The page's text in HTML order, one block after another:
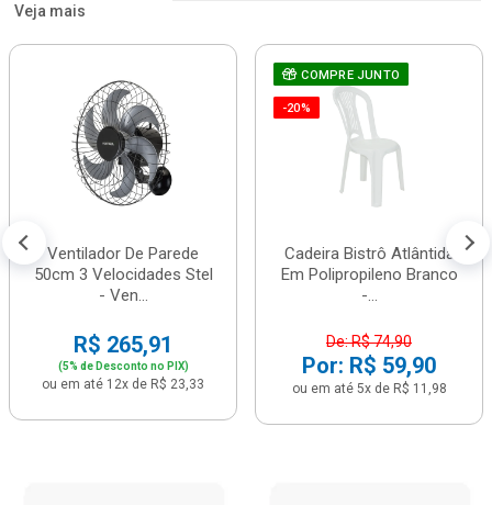
Veja mais
Ventilador De Parede
50cm 3 Velocidades Stel
- Ven...
R$ 265,91
(5% de Desconto no PIX)
ou em até 12x de R$ 23,33
COMPRE JUNTO
-20%
Cadeira Bistrô Atlântida
Em Polipropileno Branco
-...
De: R$ 74,90
Por: R$ 59,90
ou em até 5x de R$ 11,98